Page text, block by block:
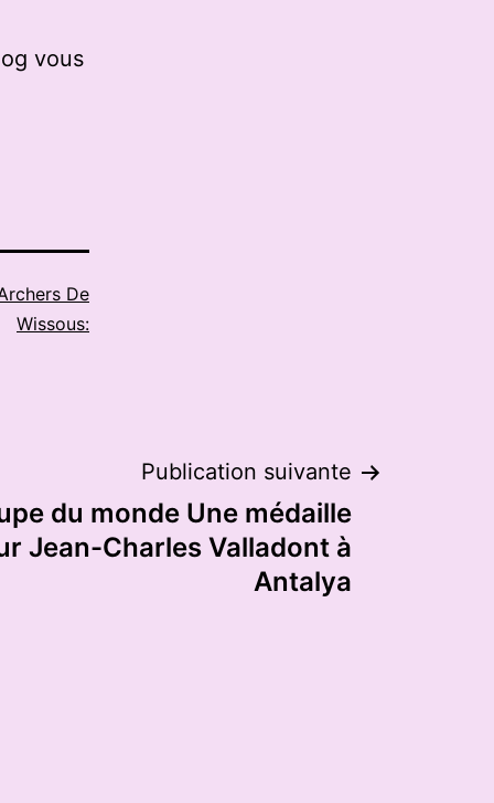
vous
De
Wissous:
Publication suivante
du monde Une médaille
Jean-Charles Valladont à
Antalya